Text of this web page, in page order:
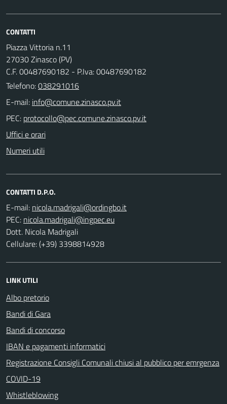
CONTATTI
Piazza Vittoria n.11
27030 Zinasco (PV)
C.F. 00487690182 - P.Iva: 00487690182
Telefono:038291016
E-mail:
PEC:
Uffici e orari
Numeri utili
CONTATTI D.P.O.
E-mail:
PEC:
Dott. Nicola Madrigali
Cellulare: (+39) 3398814928
LINK UTILI
Albo pretorio
Bandi di Gara
Bandi di concorso
IBAN e pagamenti informatici
Registrazione Consigli Comunali chiusi al pubblico per emrgenza
COVID-19
Whistleblowing